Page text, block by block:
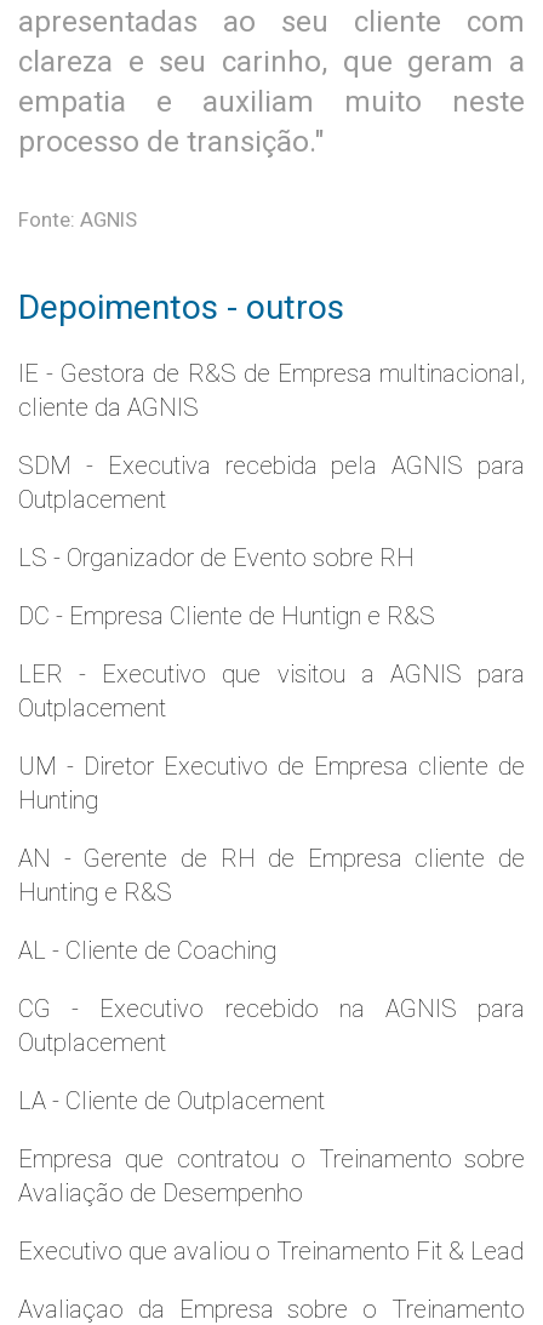
apresentadas ao seu cliente com
clareza e seu carinho, que geram a
empatia e auxiliam muito neste
processo de transição."
Fonte: AGNIS
Depoimentos - outros
IE - Gestora de R&S de Empresa multinacional,
cliente da AGNIS
SDM - Executiva recebida pela AGNIS para
Outplacement
LS - Organizador de Evento sobre RH
DC - Empresa Cliente de Huntign e R&S
LER - Executivo que visitou a AGNIS para
Outplacement
UM - Diretor Executivo de Empresa cliente de
Hunting
AN - Gerente de RH de Empresa cliente de
Hunting e R&S
AL - Cliente de Coaching
CG - Executivo recebido na AGNIS para
Outplacement
LA - Cliente de Outplacement
Empresa que contratou o Treinamento sobre
Avaliação de Desempenho
Executivo que avaliou o Treinamento Fit & Lead
Avaliaçao da Empresa sobre o Treinamento